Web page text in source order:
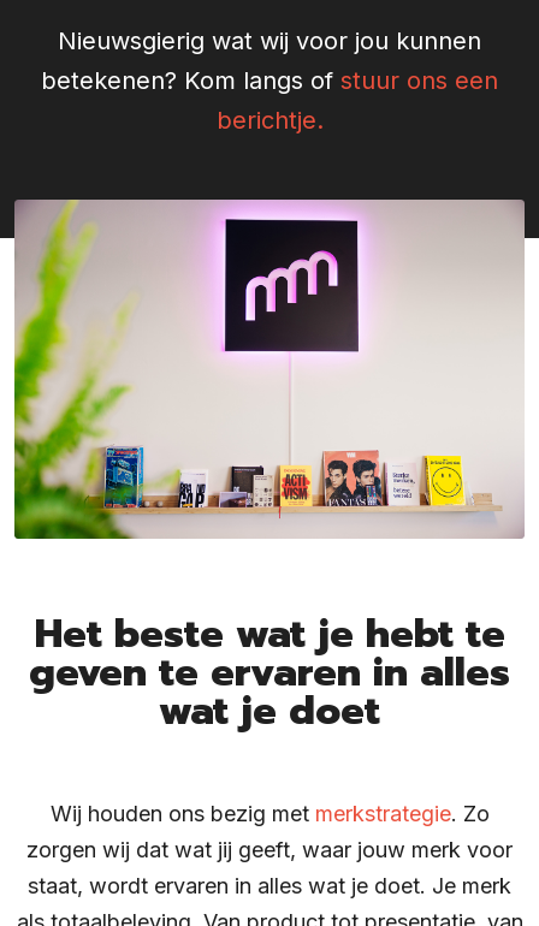
Nieuwsgierig wat wij voor jou kunnen
betekenen? Kom langs of stuur ons een
berichtje.
Het beste wat je hebt te
geven te ervaren in alles
wat je doet
Wij houden ons bezig met merkstrategie. Zo
zorgen wij dat wat jij geeft, waar jouw merk voor
staat, wordt ervaren in alles wat je doet. Je merk